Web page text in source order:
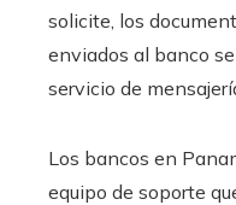
solicite, los
enviados al banco
servicio de
Los bancos en
equipo de soporte